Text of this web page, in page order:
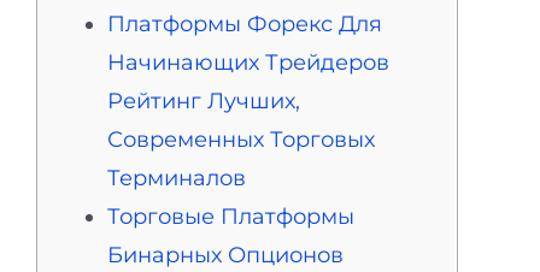
Платформы Форекс Для
Начинающих Трейдеров
Рейтинг Лучших,
Современных Торговых
Терминалов
Торговые Платформы
Бинарных Опционов